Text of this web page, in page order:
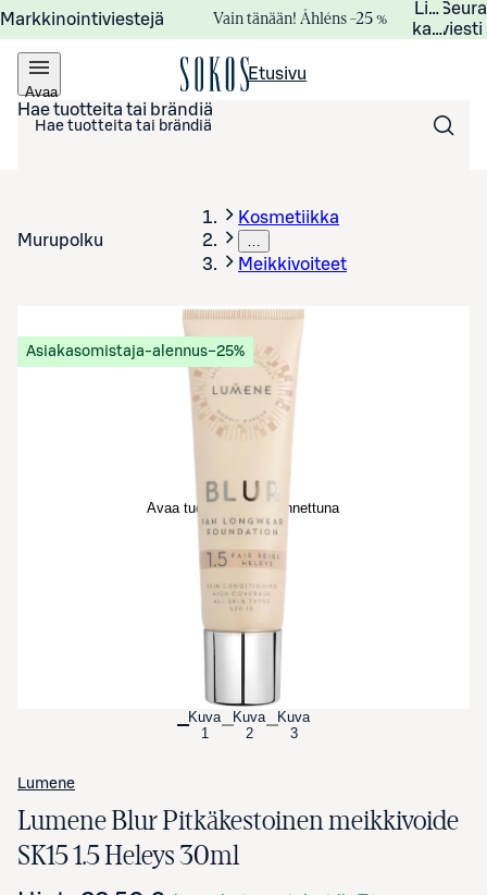
Markkinointiviestejä Vain tänään! Åhléns –25 %
viesti
Avaa
valikko
Etusivu
Hae tuotteita tai brändiä
Murupolku
Kosmetiikka
…
Meikkivoiteet
Avaa tuotekuva suurennettuna
Asiakasomistaja-alennus−25%
Kuva
1
Kuva
2
Kuva
3
Lumene
Lumene Blur Pitkäkestoinen meikkivoide
SK15 1.5 Heleys 30ml